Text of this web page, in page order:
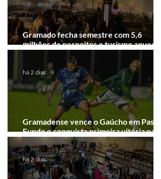
Gramado fecha semestre com 5,6
milhões de pernoites e turismo
Junho desponta!
Gramadense vence o Gaúcho em Passo
Fundo e conquista primeira vitória na
Série A2
há 2 dias
há 2 dias